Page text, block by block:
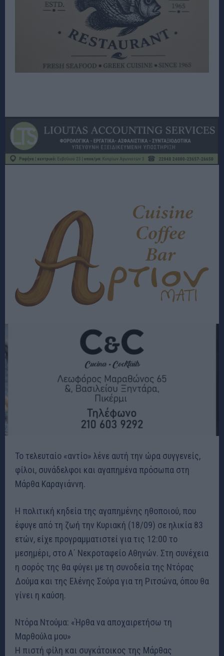
Το τελευταίο «αντίο» λένε αυτή την ώρα συγγενείς,
φίλοι, συνάδελφοι και αγαπημένα πρόσωπα στη
Μάρθα Καραγιάννη.
Η πολιτική κηδεία της αγαπημένης ηθοποιού, που
έφυγε από τη ζωή την Κυριακή (18/09) σε ηλικία 83
ετών, είχε προγραμματιστεί για τις 12:00 το
μεσημέρι, στο Α΄ Νεκροταφείο Αθηνών. Στη συνέχεια
η σορός της θα φύγει με τη συνοδεία της Ντόρας
Δούμα και της Ελένης Σούρα για τη Ριτσώνα, όπου θα
γίνει η καύση.
Ντόρα Ντούμα: «Ήρθα να αποχαιρετήσω τη
Μαρθούλα μου»
Η πιστή φίλη και συγκάτοικος της Μάρθας